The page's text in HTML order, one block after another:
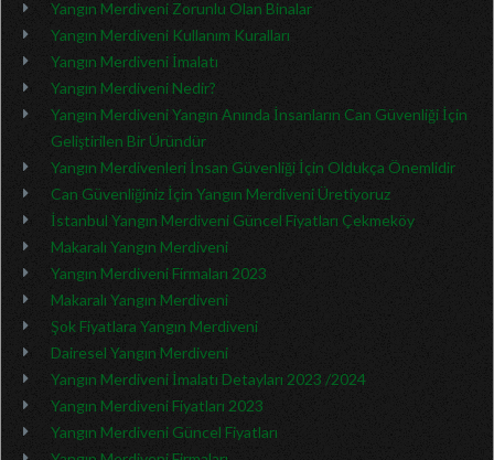
Yangın Merdiveni Zorunlu Olan Binalar
Yangın Merdiveni Kullanım Kuralları
Yangın Merdiveni İmalatı
Yangın Merdiveni Nedir?
Yangın Merdiveni Yangın Anında İnsanların Can Güvenliği İçin
Geliştirilen Bir Üründür
Yangın Merdivenleri İnsan Güvenliği İçin Oldukça Önemlidir
Can Güvenliğiniz İçin Yangın Merdiveni Üretiyoruz
İstanbul Yangın Merdiveni Güncel Fiyatları Çekmeköy
Makaralı Yangın Merdiveni
Yangın Merdiveni Firmaları 2023
Makaralı Yangın Merdiveni
Şok Fiyatlara Yangın Merdiveni
Dairesel Yangın Merdiveni
Yangın Merdiveni İmalatı Detayları 2023 /2024
Yangın Merdiveni Fiyatları 2023
Yangın Merdiveni Güncel Fiyatları